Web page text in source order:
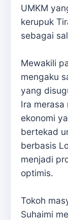
UMKM
kerupuk
sebagai
Mewakili
mengaku
yang
Ira merasa
ekonomi
bertekad
berbasis
menjadi
optimis.
Tokoh
Suhaimi